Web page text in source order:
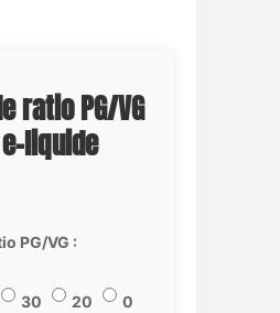
ratio PG/VG
liquide
PG/VG :
30
20
0